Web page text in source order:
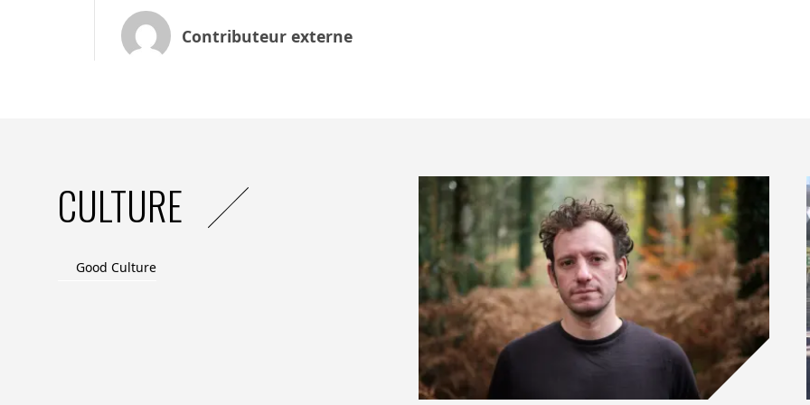
L’adoption du luxe responsable varie d’une région à l’autre :
Les consommateurs européens sont de plus en plus sensibles à l’impact des marques et
En Asie et au Moyen-Orient, l’intérêt est encore relatif. Sur ces marchés, où la dimension
statutaire est forte, la priorité est donnée à l’exclusivité. L’écoresponsabilité suscite cependant
de l’intérêt lorsqu’elle valorise l’innovation ou le storytelling.
Une opportunité de réinvention
Si le développement durable est une attente qui manque encore d’universalité, il peut
néanmoins représenter un puissant levier stratégique dans le contexte actuel pour réaffirmer
L’artisanat et la rareté : la quête de durabilité renforce l’attachement aux savoir-faire et aux
matières d’exception, en réhabilitant le temps long et la qualité.
Contributeur externe
CULTURE
Good Culture